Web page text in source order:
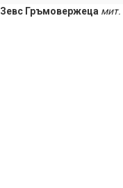
Зевс Гръмовержеца мит.